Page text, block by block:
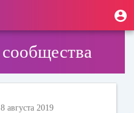
8 августа 2019